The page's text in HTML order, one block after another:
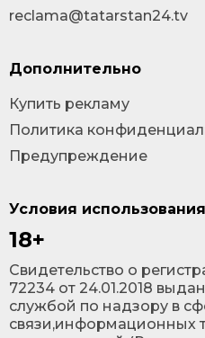
Условия
18+
Cвидетельство о
72234 от 24.01.2018
службой по надзору в
связи,информационных
reclama@tatarstan24.tv
Дополнительно
Купить рекламу
Политика
Предупреждение